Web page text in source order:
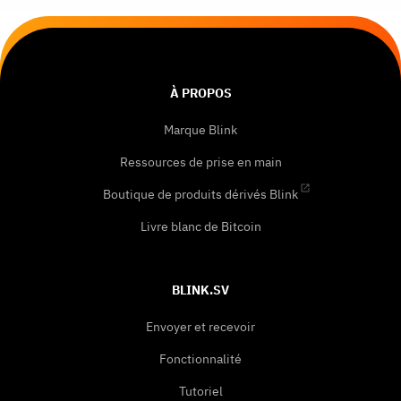
À PROPOS
Marque Blink
Ressources de prise en main
Boutique de produits dérivés Blink
Livre blanc de Bitcoin
BLINK.SV
Envoyer et recevoir
Fonctionnalité
Tutoriel